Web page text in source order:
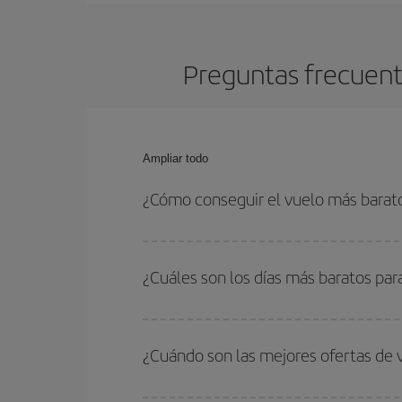
Preguntas
Ampliar todo
¿Cómo conseguir el vuelo más
las fechas y horarios de ida y vuelta.
¿Cuáles son los días más baratos
quieres ir y en qué fechas habías pensado
para que puedas encontrar la mejor oferta.
¿Cuándo son las mejores ofertas